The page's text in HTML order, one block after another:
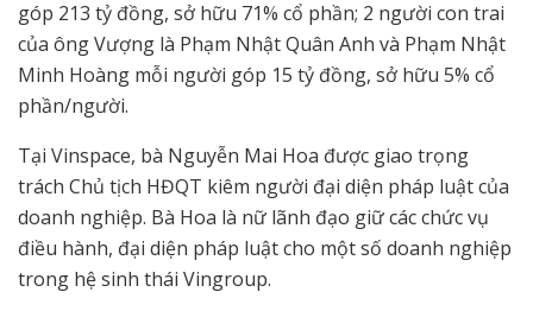
góp 213 tỷ đồng, sở hữu 71% cổ phần; 2 người con trai
của ông Vượng là Phạm Nhật Quân Anh và Phạm Nhật
Minh Hoàng mỗi người góp 15 tỷ đồng, sở hữu 5% cổ
phần/người.
Tại Vinspace, bà Nguyễn Mai Hoa được giao trọng
trách Chủ tịch HĐQT kiêm người đại diện pháp luật của
doanh nghiệp. Bà Hoa là nữ lãnh đạo giữ các chức vụ
điều hành, đại diện pháp luật cho một số doanh nghiệp
trong hệ sinh thái Vingroup.